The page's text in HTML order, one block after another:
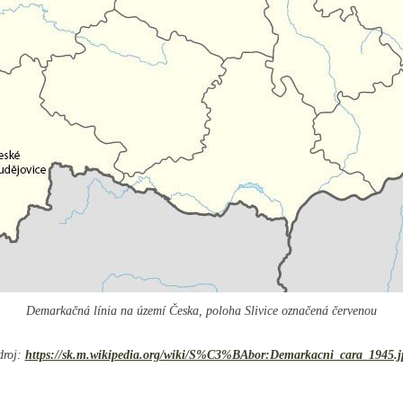
Demarkačná línia na území Česka, poloha Slivice označená červenou
https://sk.m.wikipedia.org/wiki/